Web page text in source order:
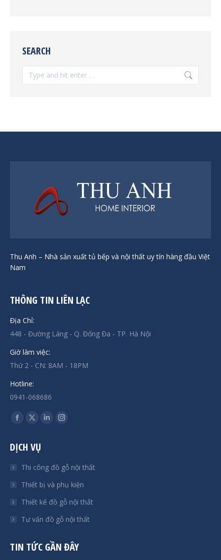
SEARCH
Search:
Thu Anh – Nhà sản xuất tủ bếp và nội thất uy tín hàng đầu Việt
Nam
THÔNG TIN LIÊN LẠC
Địa Chỉ:
448 - Đường Láng - Q. Đống Đa - TP. Hà Nội
Giờ làm việc:
Thứ 2 - CN: 8AM - 18PM
Hotline:
0941-068686
Find us on:
Facebook
opens
window
X
opens
window
Linkedin
new
window
Instagram
new
window
DỊCH VỤ
Thi công đồ gỗ nội thất
Thiết bị và phụ kiện
Thiết kế đồ gỗ nội thất
Tư vấn đồ gỗ nội thất
TIN TỨC GẦN ĐÂY